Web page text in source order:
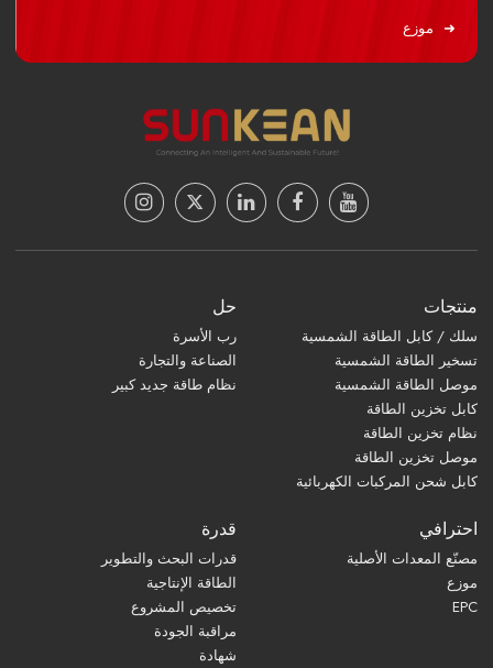
موزع
منتجات
سلك / كابل الطاقة الشمسية
تسخير الطاقة الشمسية
موصل الطاقة الشمسية
كابل تخزين الطاقة
نظام تخزين الطاقة
موصل تخزين الطاقة
كابل شحن المركبات الكهربائية
حل
رب الأسرة
الصناعة والتجارة
نظام طاقة جديد كبير
احترافي
مصنّع المعدات الأصلية
موزع
EPC
قدرة
قدرات البحث والتطوير
الطاقة الإنتاجية
تخصيص المشروع
مراقبة الجودة
شهادة